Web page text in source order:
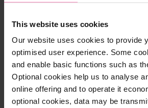
This website uses cookies
Our website uses cookies to provide
optimised user experience. Some
and enable basic functions such as
Optional cookies help us to analyse
online offering and to operate it
optional cookies, data may be
Conseils d'entretien
Sicherheitshinweise
Biozidprodukte vorsichtig